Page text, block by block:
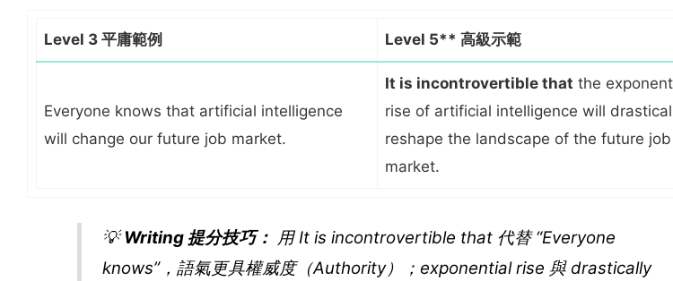
Level 3 平庸範例 Level 5** 高級示範
Everyone knows that artificial intelligence
will change our future job market.
It is incontrovertible that the
rise of artificial intelligence will
reshape the landscape of the future job
market.
💡Writing 提分技巧： 用It is incontrovertible that代替 “Everyone
knows”，語氣更具權威度（Authority）； exponential rise 與 drastically